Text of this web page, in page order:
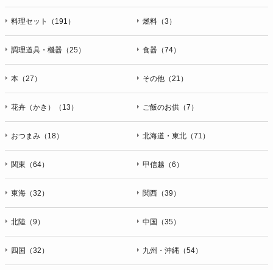
料理セット（191） 燃料（3）
調理道具・機器（25） 食器（74）
本（27） その他（21）
花卉（かき）（13） ご飯のお供（7）
おつまみ（18） 北海道・東北（71）
関東（64） 甲信越（6）
東海（32） 関西（39）
北陸（9） 中国（35）
四国（32） 九州・沖縄（54）